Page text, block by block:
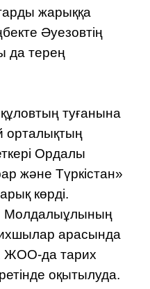
жарыққа
Әуезовтің
да терең
туғанына
орталықтың
Ордалы
және Түркістан»
көрді.
Молдалыұлының
арасында
ЖОО-да тарих
оқытылуда.